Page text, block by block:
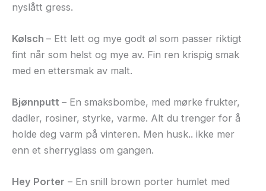
nyslått gress.
Kølsch – Ett lett og mye godt øl som passer riktigt
fint når som helst og mye av. Fin ren krispig smak
med en ettersmak av malt.
Bjønnputt – En smaksbombe, med mørke frukter,
dadler, rosiner, styrke, varme. Alt du trenger for å
holde deg varm på vinteren. Men husk.. ikke mer
enn et sherryglass om gangen.
Hey Porter – En snill brown porter humlet med